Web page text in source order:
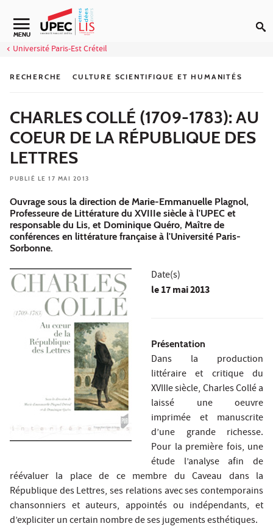
Aller au contenu
MENU
Université Paris-Est Créteil
RECHERCHE CULTURE SCIENTIFIQUE ET HUMANITÉS
CHARLES COLLÉ (1709-1783): AU
COEUR DE LA RÉPUBLIQUE DES
LETTRES
PUBLIÉ LE 17 MAI 2013
Ouvrage sous la direction de Marie-Emmanuelle Plagnol,
Professeure de Littérature du XVIIIe siècle à l'UPEC et
responsable du Lis, et Dominique Quéro, Maître de
conférences en littérature française à l'Université Paris-
Sorbonne.
Date(s)
le17 mai 2013
Présentation
Dans la production
littéraire et critique du
XVIIIe siècle, Charles Collé a
laissé une oeuvre
imprimée et manuscrite
d’une grande richesse.
Pour la première fois, une
étude l’analyse afin de
réévaluer la place de ce membre du Caveau dans la
République des Lettres, ses relations avec ses contemporains
chansonniers et auteurs, appointés ou indépendants, et
d’expliciter un certain nombre de ses jugements esthétiques.